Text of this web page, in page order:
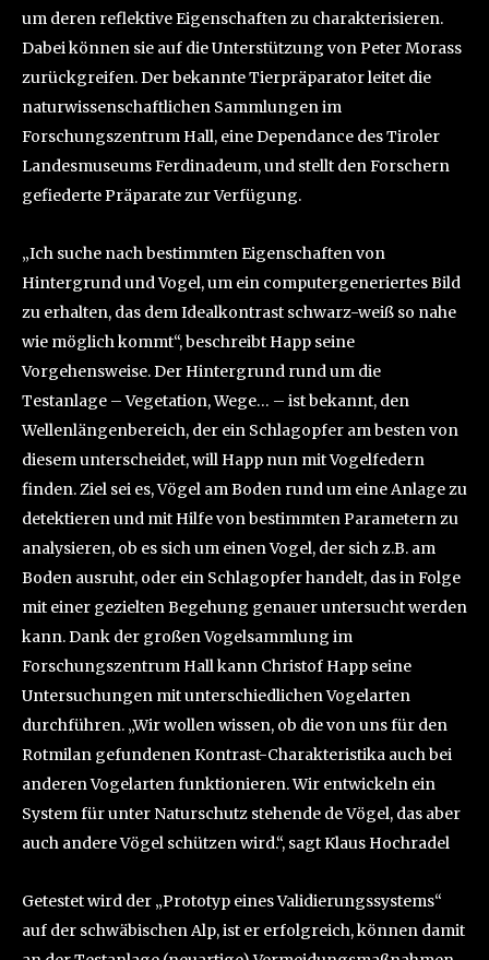
um deren reflektive Eigenschaften zu charakterisieren.
Dabei können sie auf die Unterstützung von Peter Morass
zurückgreifen. Der bekannte Tierpräparator leitet die
naturwissenschaftlichen Sammlungen im
Forschungszentrum Hall, eine Dependance des Tiroler
Landesmuseums Ferdinadeum, und stellt den Forschern
gefiederte Präparate zur Verfügung.
„Ich suche nach bestimmten Eigenschaften von
Hintergrund und Vogel, um ein computergeneriertes Bild
zu erhalten, das dem Idealkontrast schwarz-weiß so nahe
wie möglich kommt“, beschreibt Happ seine
Vorgehensweise. Der Hintergrund rund um die
Testanlage – Vegetation, Wege… – ist bekannt, den
Wellenlängenbereich, der ein Schlagopfer am besten von
diesem unterscheidet, will Happ nun mit Vogelfedern
finden. Ziel sei es, Vögel am Boden rund um eine Anlage zu
detektieren und mit Hilfe von bestimmten Parametern zu
analysieren, ob es sich um einen Vogel, der sich z.B. am
Boden ausruht, oder ein Schlagopfer handelt, das in Folge
mit einer gezielten Begehung genauer untersucht werden
kann. Dank der großen Vogelsammlung im
Forschungszentrum Hall kann Christof Happ seine
Untersuchungen mit unterschiedlichen Vogelarten
durchführen. „Wir wollen wissen, ob die von uns für den
Rotmilan gefundenen Kontrast-Charakteristika auch bei
anderen Vogelarten funktionieren. Wir entwickeln ein
System für unter Naturschutz stehende de Vögel, das aber
auch andere Vögel schützen wird.“, sagt Klaus Hochradel
Getestet wird der „Prototyp eines Validierungssystems“
auf der schwäbischen Alp, ist er erfolgreich, können damit